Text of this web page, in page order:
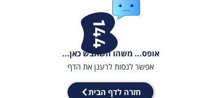
אופס... משהו השתבש כאן...
אפשר לנסות לרענן את הדף
חזרה לדף הבית